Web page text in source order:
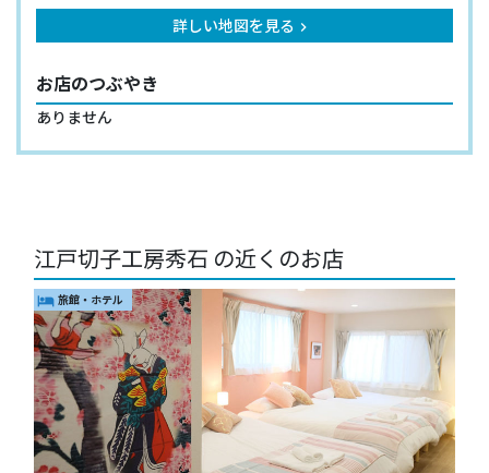
詳しい地図を見る keyboard_arrow_right
お店のつぶやき
ありません
江戸切子工房秀石 の近くのお店
hotel 旅館・ホテル